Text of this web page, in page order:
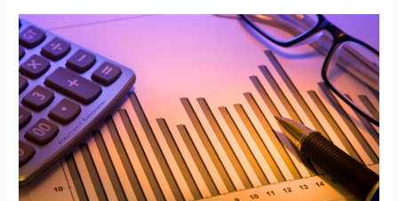
Biobío:
menos
inversión,
más
desempleo…
y
una
oportunidad
para
decidir